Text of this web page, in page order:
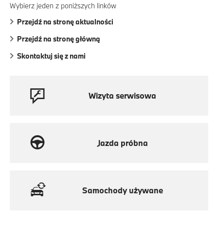
Wybierz jeden z poniższych linków
Przejdź na stronę aktualności
Przejdź na stronę główną
Skontaktuj się z nami
Wizyta serwisowa
Jazda próbna
Samochody używane